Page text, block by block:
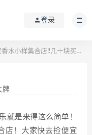
登录
水小样集合店‼几十块买大牌
牌
就是来得这么简单！
店！大家快去捡便宜